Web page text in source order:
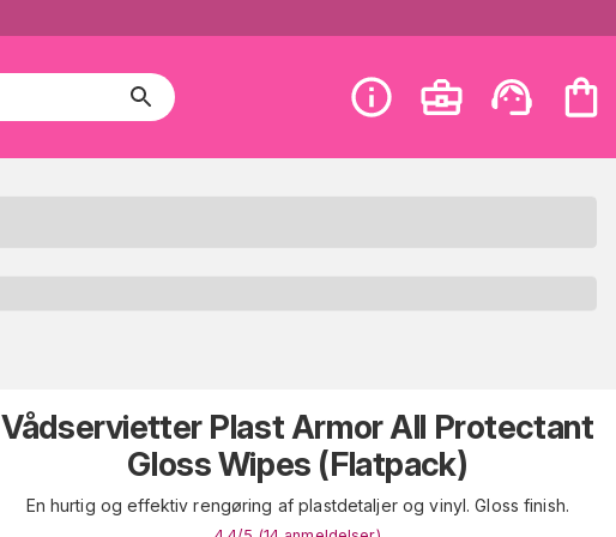
Vådservietter Plast Armor All Protectant
Gloss Wipes (Flatpack)
En hurtig og effektiv rengøring af plastdetaljer og vinyl. Gloss finish.